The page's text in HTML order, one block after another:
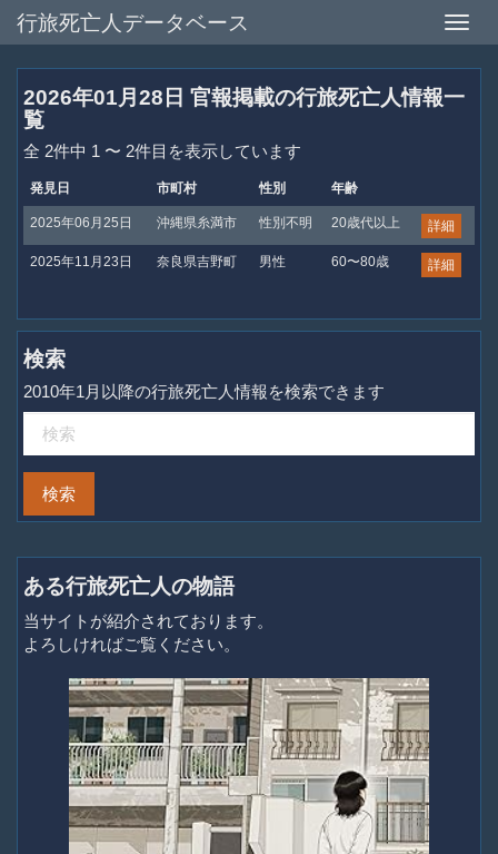
Toggle
行旅死亡人データベース
2026年01月28日 官報掲載の行旅死亡人情報一
覧
全 2件中 1 〜 2件目を表示しています
発見日 市町村 性別 年齢
2025年06月25日 沖縄県糸満市 性別不明 20歳代以上 詳細
2025年11月23日 奈良県吉野町 男性 60〜80歳 詳細
検索
2010年1月以降の行旅死亡人情報を検索できます
ある行旅死亡人の物語
当サイトが紹介されております。
よろしければご覧ください。